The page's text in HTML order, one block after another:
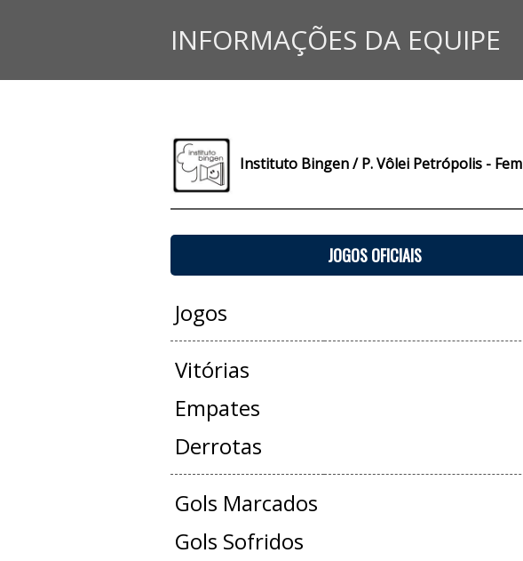
INFORMAÇÕES DA EQUIPE
Instituto Bingen / P. Vôlei Petrópolis - Fem
JOGOS OFICIAIS
Jogos
Vitórias
Empates
Derrotas
Gols Marcados
Gols Sofridos